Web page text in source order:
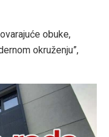
obuke,
okruženju”,